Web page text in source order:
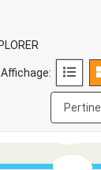
Affichage: